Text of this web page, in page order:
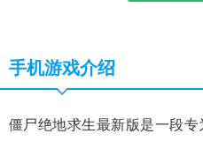
手机游戏介绍
僵尸绝地求生最新版是一段